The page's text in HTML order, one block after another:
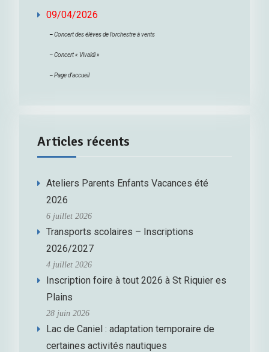
09/04/2026
–Concert des élèves de l’orchestre à vents
–Concert « Vivaldi »
–Page d’accueil
Articles récents
Ateliers Parents Enfants Vacances été
2026
6 juillet 2026
Transports scolaires – Inscriptions
2026/2027
4 juillet 2026
Inscription foire à tout 2026 à St Riquier es
Plains
28 juin 2026
Lac de Caniel : adaptation temporaire de
certaines activités nautiques